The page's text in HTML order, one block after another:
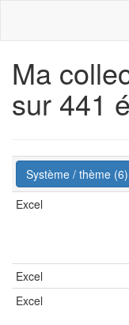
Ma
sur 441
Système / thème (6)
Excel
Excel
Excel